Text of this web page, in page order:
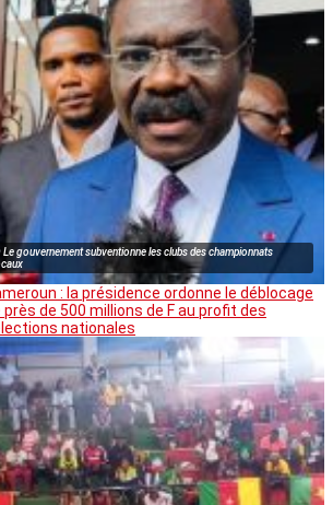
gouvernement subventionne les clubs des championnats
: la présidence ordonne le déblocage
près de 500 millions de F au profit des
nationales